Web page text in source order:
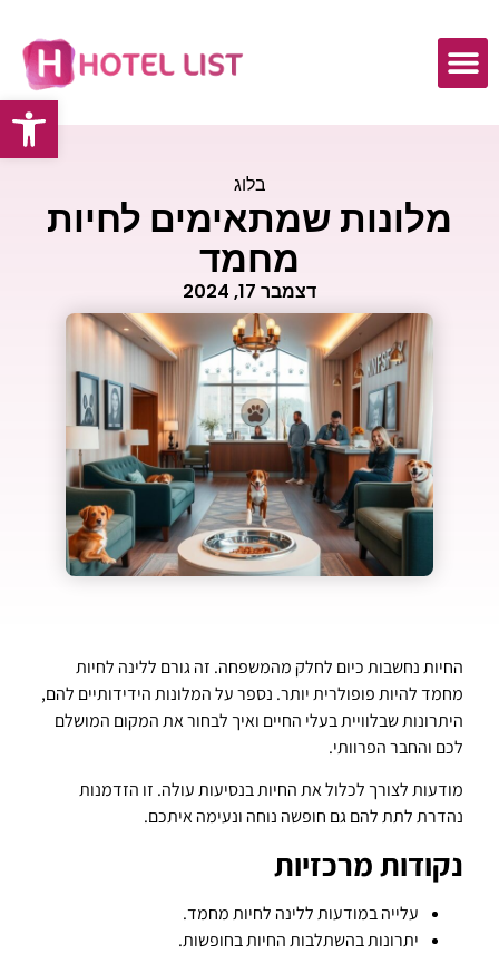
בלוג
מלונות שמתאימים לחיות
מחמד
דצמבר 17, 2024
החיות נחשבות כיום לחלק מהמשפחה. זה גורם ללינה לחיות
מחמד להיות פופולרית יותר. נספר על המלונות הידידותיים להם,
היתרונות שבלוויית בעלי החיים ואיך לבחור את המקום המושלם
לכם והחבר הפרוותי.
מודעות לצורך לכלול את החיות בנסיעות עולה. זו הזדמנות
נהדרת לתת להם גם חופשה נוחה ונעימה איתכם.
נקודות מרכזיות
עלייה במודעות ללינה לחיות מחמד.
יתרונות בהשתלבות החיות בחופשות.